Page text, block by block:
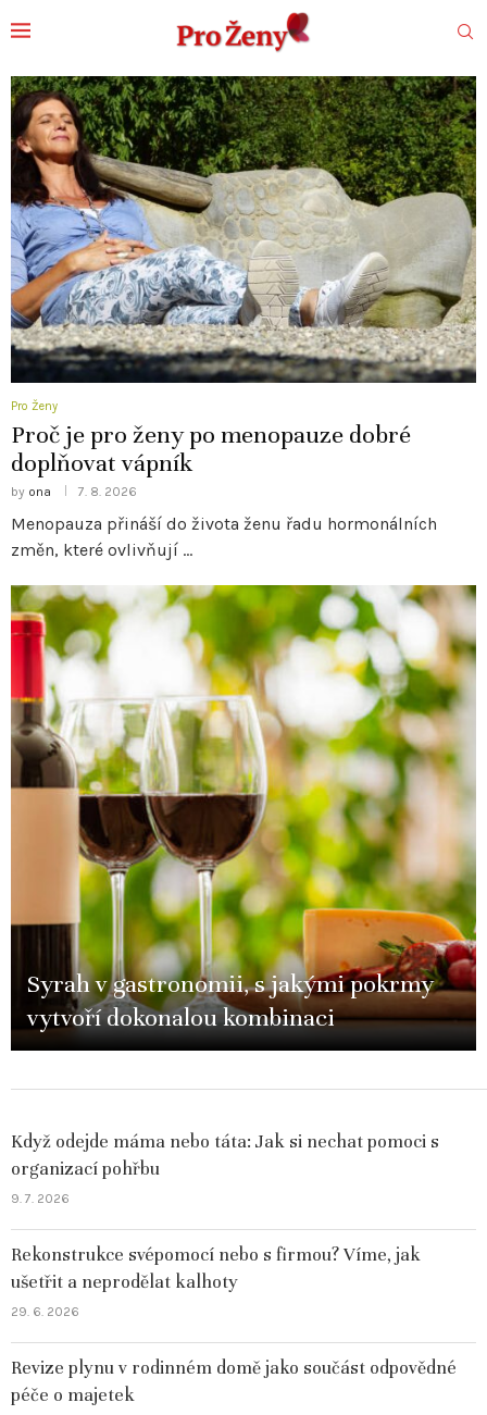
Pro Ženy
Proč je pro ženy po menopauze dobré
doplňovat vápník
by ona 7. 8. 2026
Menopauza přináší do života ženu řadu hormonálních
změn, které ovlivňují …
Syrah v gastronomii, s jakými pokrmy
vytvoří dokonalou kombinaci
Když odejde máma nebo táta: Jak si nechat pomoci s
organizací pohřbu
9. 7. 2026
Rekonstrukce svépomocí nebo s firmou? Víme, jak
ušetřit a neprodělat kalhoty
29. 6. 2026
Revize plynu v rodinném domě jako součást odpovědné
péče o majetek